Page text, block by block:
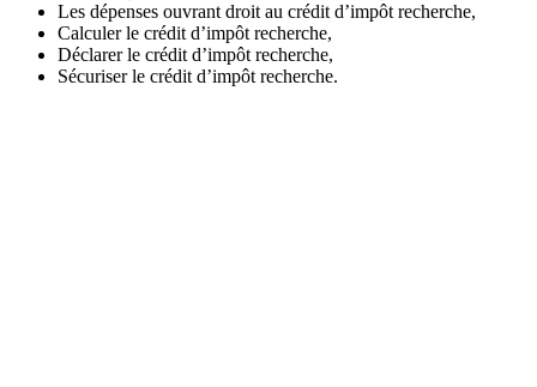
Les dépenses ouvrant droit au crédit d’impôt recherche,
Calculer le crédit d’impôt recherche,
Déclarer le crédit d’impôt recherche,
Sécuriser le crédit d’impôt recherche.